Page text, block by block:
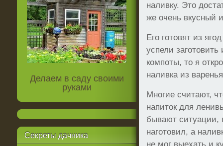
наливку. Это
же очень вкусный
Его готовят из
успели
компоты, то я
наливка из
Многие считают,
напиток для
бывают ситуации,
наготовил, а
Делаем в саду своими
руками
Секреты дачника